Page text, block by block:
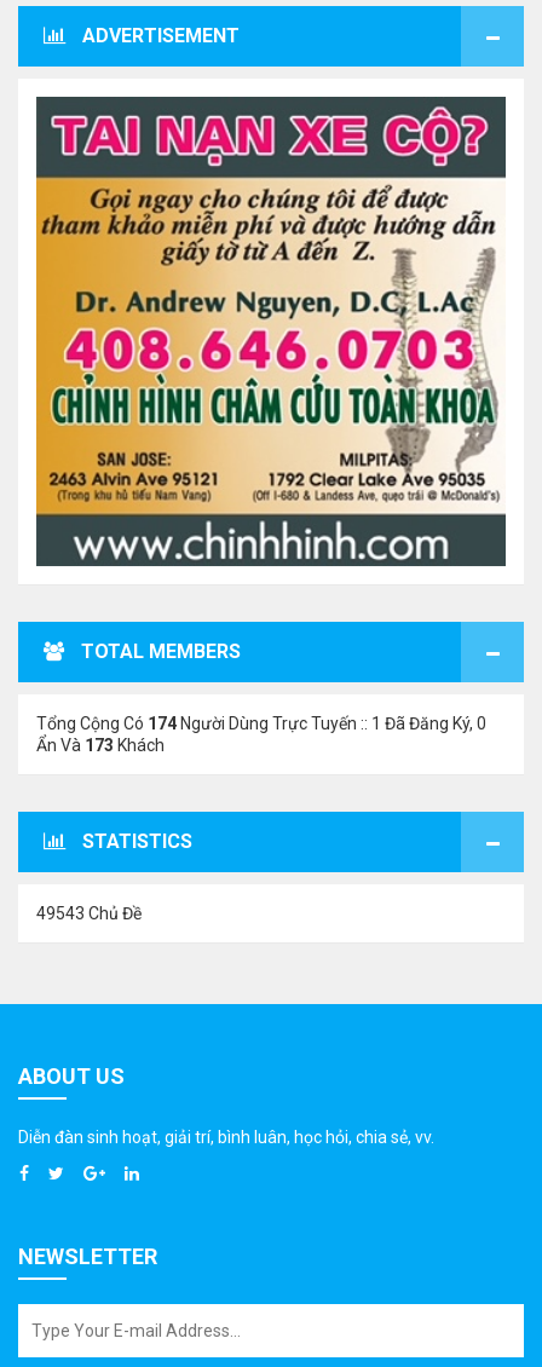
ADVERTISEMENT
TOTAL MEMBERS
Tổng Cộng Có 174 Người Dùng Trực Tuyến :: 1 Đã Đăng Ký, 0
Ẩn Và 173 Khách
STATISTICS
49543 Chủ Đề
ABOUT US
Diễn đàn sinh hoạt, giải trí, bình luân, học hỏi, chia sẻ, vv.
NEWSLETTER